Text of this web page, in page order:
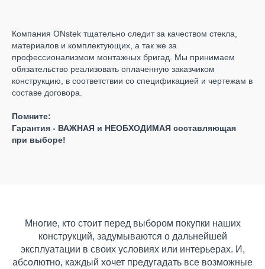
Компания ONstek тщательно следит за качеством стекла,
материалов и комплектующих, а так же за
профессионализмом монтажных бригад. Мы принимаем
обязательство реализовать оплаченную заказчиком
конструкцию, в соответствии со спецификацией и чертежам в
составе договора.
Помните:
Гарантия - ВАЖНАЯ и НЕОБХОДИМАЯ составляющая
при выборе!
Многие, кто стоит перед выбором покупки наших
конструкций, задумываются о дальнейшей
эксплуатации в своих условиях или интерьерах. И,
абсолютно, каждый хочет предугадать все возможные